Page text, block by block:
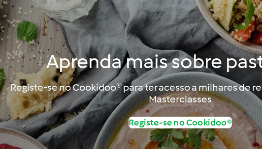
Aprenda mais sobre
Registe-se no Cookidoo® para ter acesso a milhares de
Masterclasses
Registe-se no Cookidoo®